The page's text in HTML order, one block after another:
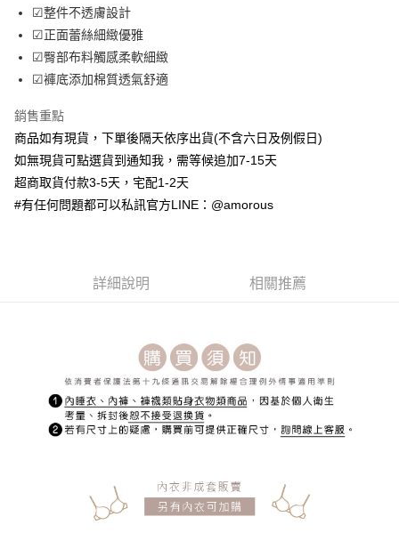
Apple Pay
街口支付
ATM付款
運送方式
全家取貨付款
每筆NT$70，滿NT$699(含以上)免運費
付款後全家取貨
每筆NT$70，滿NT$699(含以上)免運費
每筆NT$70，滿NT$699(含以上)免運費
每筆NT$150
☑整件不透膚設計
☑正面蕾絲細緻優雅
☑臀部布料觸感柔軟細緻
☑褲底添加棉質透氣舒適
銷售重點
商品如有現貨，下單後隔天依序出貨(不含六日及例假日)
如無現貨可點選貨到通知我，需等候追加7-15天
超商取貨付款3-5天，宅配1-2天
#有任何問題都可以私訊官方LINE：@amorous
詳細說明 相關推薦